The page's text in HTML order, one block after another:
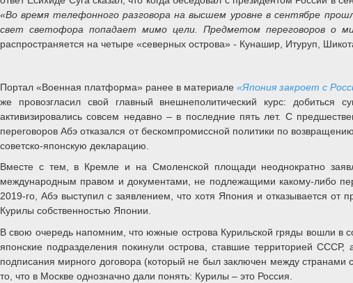
«Во время телефонного разговора на высшем уровне в сентябре
свет светофора попадает мимо цели. Предметом переговоров о
распространяется на четыре «северных острова» - Кунашир, Итуруп,
Портал «Военная платформа» ранее в материале«Япония закроет с
же провозгласил свой главный внешнеполитический курс:
активизировались совсем недавно – в последние пять лет. С
переговоров Абэ отказался от бескомпромиссной политики по
советско-японскую декларацию.
Вместе с тем, в Кремле и на Смоленской площади неоднократно
международным правом и документами, не подлежащими какому-либо
2019-го, Абэ выступил с заявлением, что хотя Япония и отказывается от
Курилы собственностью Японии.
В свою очередь напомним, что южные острова Курильской гряды вошли в
японские подразделения покинули острова, ставшие территорией
подписания мирного договора (который не был заключен между
то, что в Москве однозначно дали понять: Курилы – это Россия.